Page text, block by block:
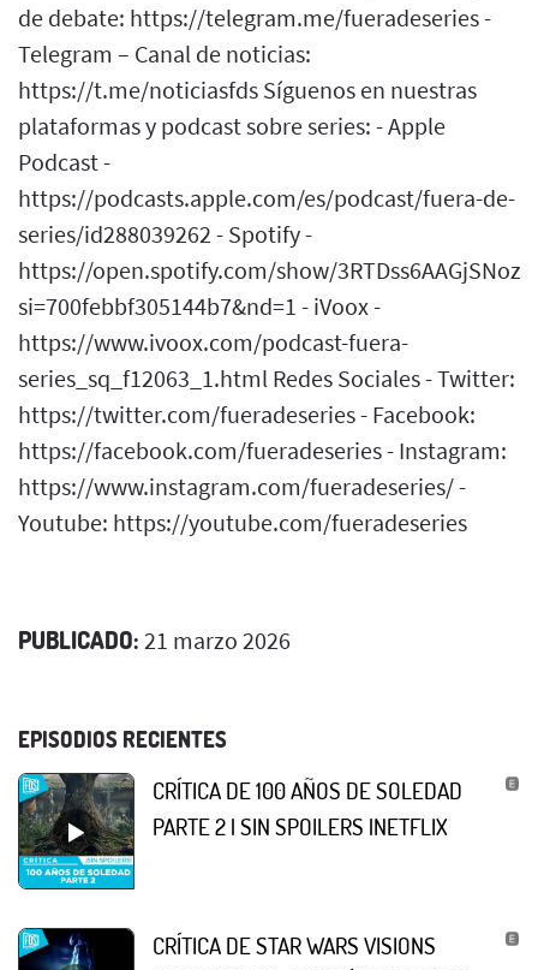
de debate: https://telegram.me/fueradeseries -
Telegram – Canal de noticias:
https://t.me/noticiasfds Síguenos en nuestras
plataformas y podcast sobre series: - Apple
Podcast -
https://podcasts.apple.com/es/podcast/fuera-de-
series/id288039262 - Spotify -
https://open.spotify.com/show/
si=700febbf305144b7&nd=1 - iVoox -
https://www.ivoox.com/podcast-fuera-
series_sq_f12063_1.html Redes Sociales - Twitter:
https://twitter.com/fueradeseries - Facebook:
https://facebook.com/fueradeseries - Instagram:
https://www.instagram.com/fueradeseries/ -
Youtube: https://youtube.com/fueradeseries
PUBLICADO: 21 marzo 2026
EPISODIOS RECIENTES
CRÍTICA DE 100 AÑOS DE SOLEDAD
PARTE 2 | SIN SPOILERS |NETFLIX
CRÍTICA DE STAR WARS VISIONS